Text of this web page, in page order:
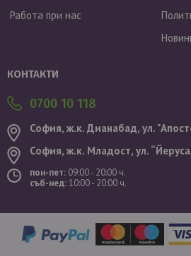
Работа при нас
КОНТАКТИ
0700 10 118
София, ж.к. Дианабад, ул.
София, ж.к. Младост, ул.
пон-пет: 09:00 - 20:00 ч.
съб-нед:10:00 - 20:00 ч.